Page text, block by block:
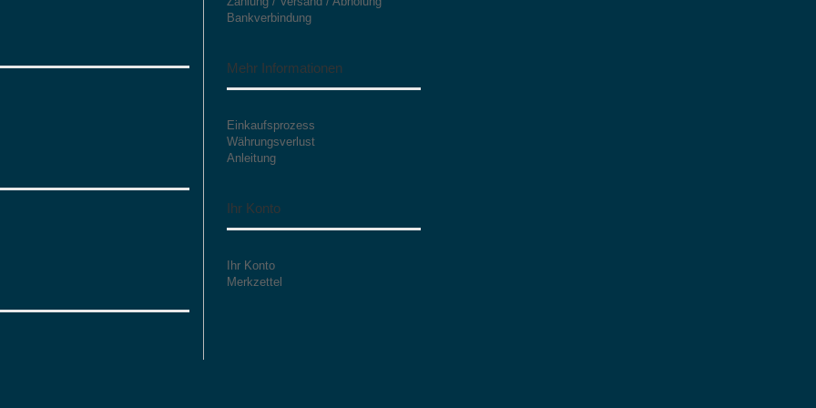
Bankverbindung
Mehr Informationen
Einkaufsprozess
Währungsverlust
Anleitung
Ihr Konto
Ihr Konto
Merkzettel